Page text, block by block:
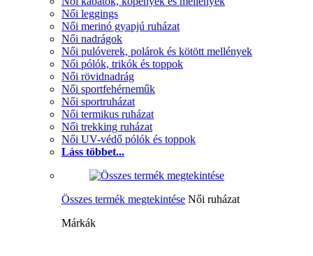
Női leggings
Női merinó gyapjú ruházat
Női nadrágok
Női pulóverek, polárok és kötött mellények
Női pólók, trikók és toppok
Női rövidnadrág
Női sportfehérneműk
Női sportruházat
Női termikus ruházat
Női trekking ruházat
Női UV-védő pólók és toppok
Láss többet...
Összes termék megtekintése Női ruházat
Márkák